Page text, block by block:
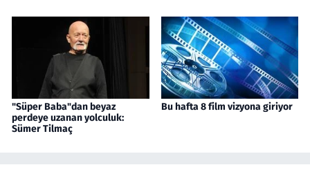
"Süper Baba"dan beyaz
perdeye uzanan yolculuk:
Sümer Tilmaç
Bu hafta 8 film vizyona giriyor